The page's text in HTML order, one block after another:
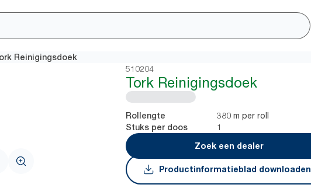
Reinigingsdoek
510204
Tork Reinigingsdoek
Rollengte 380 m per roll
Stuks per doos
1
Zoek een dealer
Productinformatieblad downloaden